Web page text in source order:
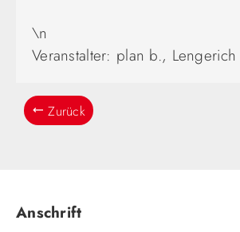
\n
Veranstalter: plan b., Lengerich
Zurück
Anschrift